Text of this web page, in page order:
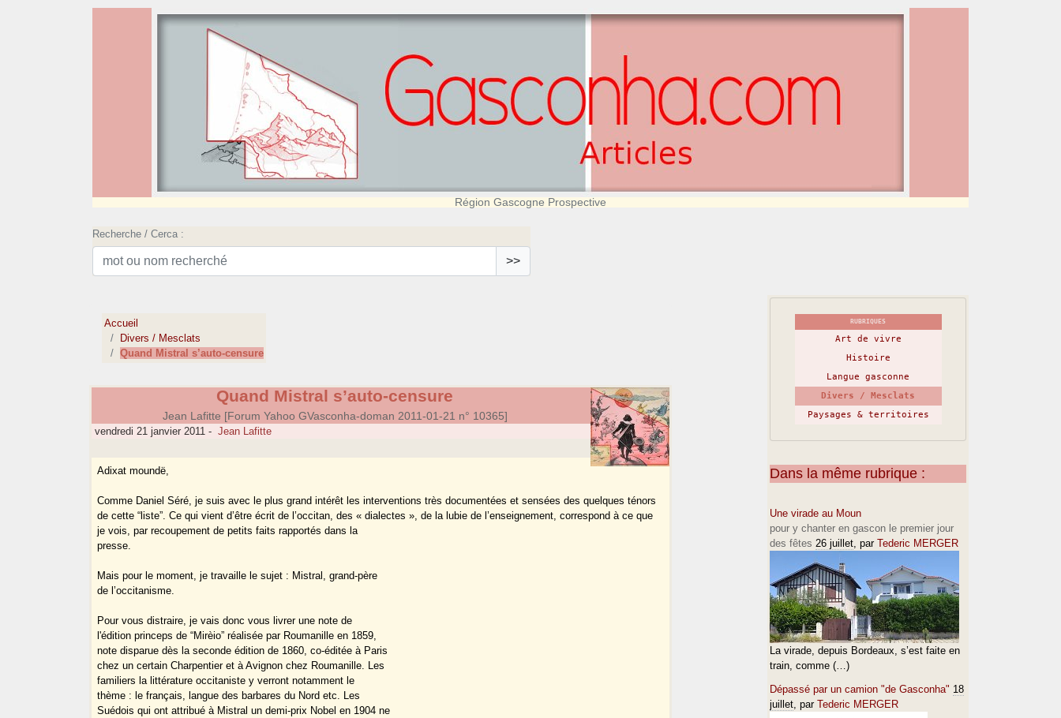
Région Gascogne Prospective
Recherche / Cerca :
>>
Accueil
Divers / Mesclats
Quand Mistral s’auto-censure
Quand Mistral s’auto-censure
Jean Lafitte [Forum Yahoo GVasconha-doman 2011-01-21 n° 10365]
vendredi 21 janvier 2011 - Jean Lafitte
Adixat moundë,
Comme Daniel Séré, je suis avec le plus grand intérêt les interventions très documentées et sensées des quelques ténors
de cette “liste”. Ce qui vient d’être écrit de l’occitan, des « dialectes », de la lubie de l’enseignement, correspond à ce que
je vois, par recoupement de petits faits rapportés dans la
presse.
Mais pour le moment, je travaille le sujet : Mistral, grand-père
de l’occitanisme.
Pour vous distraire, je vais donc vous livrer une note de
l'édition princeps de “Mirèio” réalisée par Roumanille en 1859,
note disparue dès la seconde édition de 1860, co-éditée à Paris
chez un certain Charpentier et à Avignon chez Roumanille. Les
familiers la littérature occitaniste y verront notamment le
thème : le français, langue des barbares du Nord etc. Les
Suédois qui ont attribué à Mistral un demi-prix Nobel en 1904 ne
RUBRIQUES
Art de vivre
Histoire
Langue gasconne
Divers / Mesclats
Paysages & territoires
Dans la même rubrique :
Une virade au Moun
pour y chanter en gascon le premier jour
des fêtes 26 juillet, par Tederic MERGER
La virade, depuis Bordeaux, s’est faite en
train, comme (…)
Dépassé par un camion "de Gasconha" 18
juillet, par Tederic MERGER